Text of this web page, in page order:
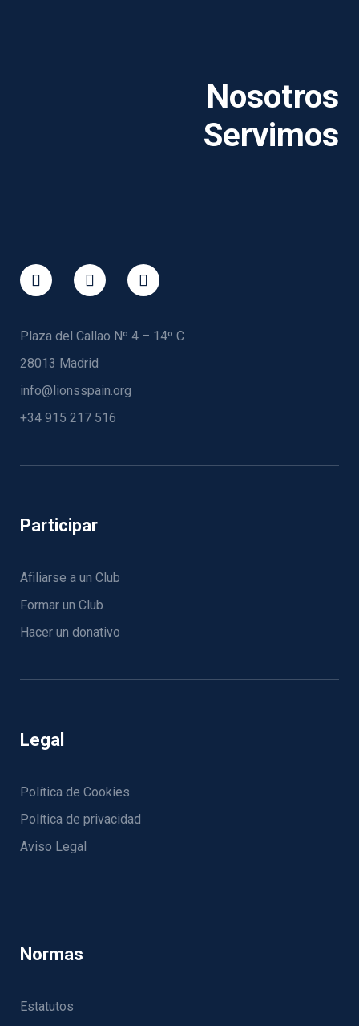
Nosotros
Servimos
Participar
Afiliarse a un Club
Formar un Club
Hacer un donativo
Legal
Política de Cookies
Política de privacidad
Aviso Legal
Normas
Estatutos
Plaza del Callao Nº 4 – 14º C
28013 Madrid
info@lionsspain.org
+34 915 217 516